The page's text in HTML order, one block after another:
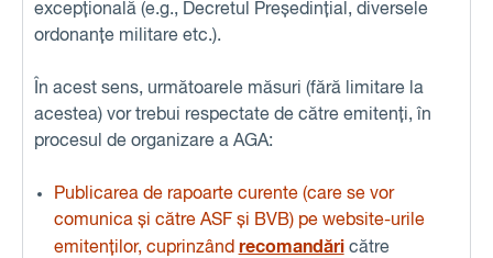
excepțională (e.g., Decretul Președințial, diversele
ordonanțe militare etc.).
În acest sens, următoarele măsuri (fără limitare la
acestea) vor trebui respectate de către emitenți, în
procesul de organizare a AGA:
Publicarea de rapoarte curente (care se vor
comunica și către ASF și BVB) pe website-urile
emitenților, cuprinzând recomandăricătre